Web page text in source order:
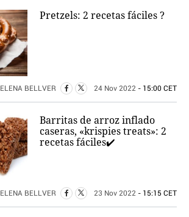
Pretzels: 2 recetas fáciles ?
ELENA BELLVER 24 Nov 2022 - 15:00 CET
Barritas de arroz inflado
caseras, «krispies treats»: 2
recetas fáciles✔️
ELENA BELLVER 23 Nov 2022 - 15:15 CET